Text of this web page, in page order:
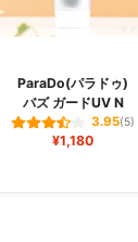
ParaDo(パラドゥ)
バズ ガードUV N
3.95(5)
¥1,180